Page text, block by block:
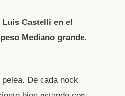
Luis Castelli en el
Mediano grande.
De cada nock